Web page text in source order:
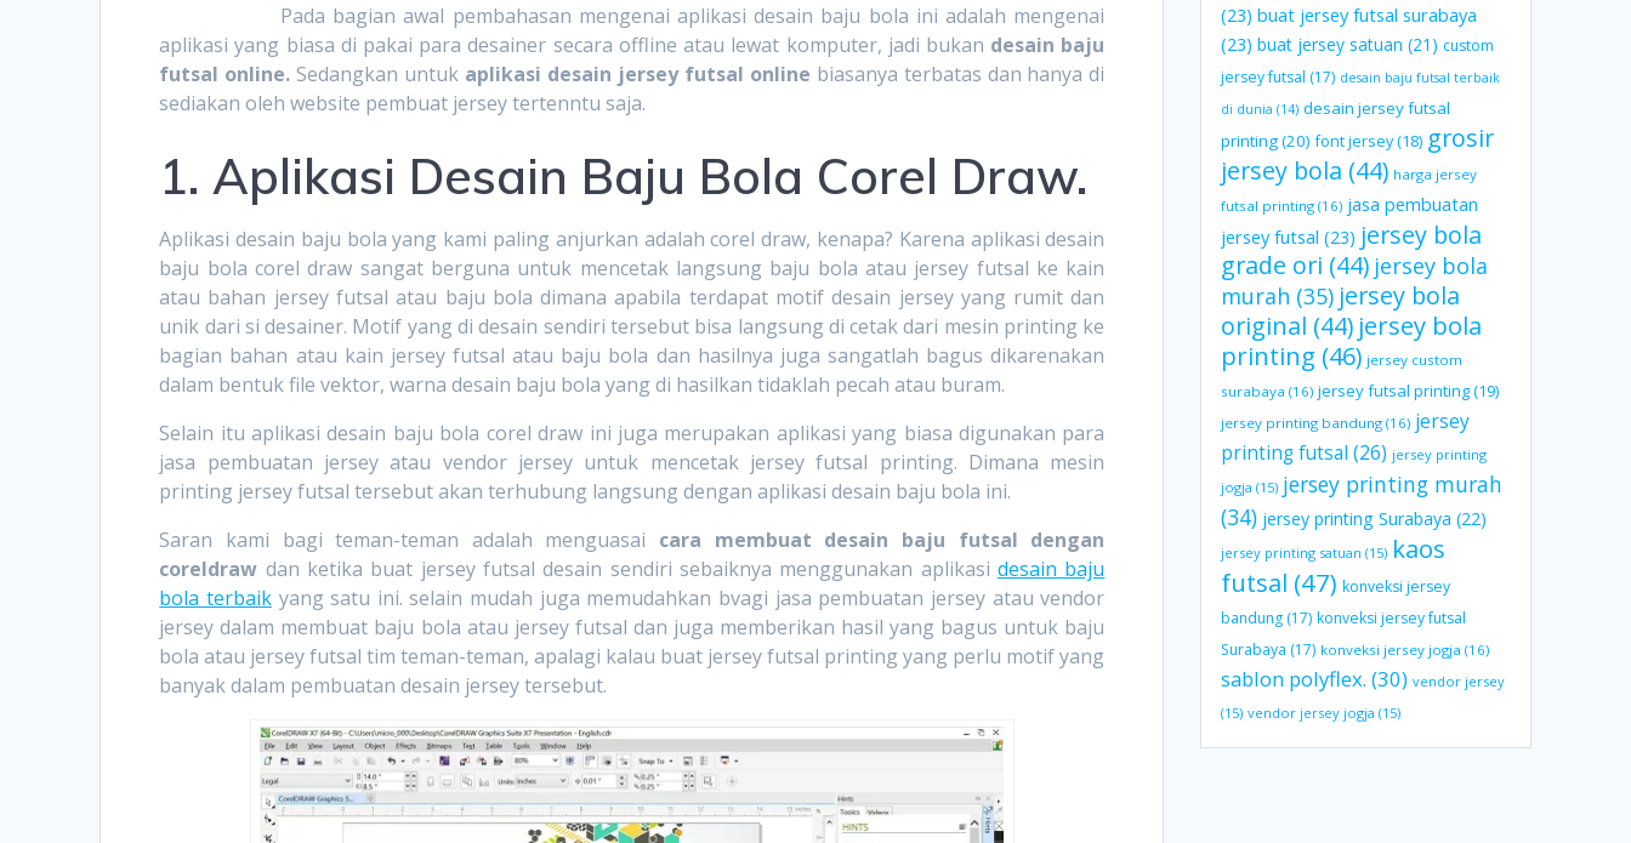
Pada bagian awal pembahasan mengenai aplikasi desain baju bola ini adalah mengenai
aplikasi yang biasa di pakai para desainer secara offline atau lewat komputer, jadi bukan desain baju
futsal online. Sedangkan untuk aplikasi desain jersey futsal online biasanya terbatas dan hanya di
sediakan oleh website pembuat jersey tertenntu saja.
1. Aplikasi Desain Baju Bola Corel Draw.
Aplikasi desain baju bola yang kami paling anjurkan adalah corel draw, kenapa? Karena aplikasi desain
baju bola corel draw sangat berguna untuk mencetak langsung baju bola atau jersey futsal ke kain
atau bahan jersey futsal atau baju bola dimana apabila terdapat motif desain jersey yang rumit dan
unik dari si desainer. Motif yang di desain sendiri tersebut bisa langsung di cetak dari mesin printing ke
bagian bahan atau kain jersey futsal atau baju bola dan hasilnya juga sangatlah bagus dikarenakan
dalam bentuk file vektor, warna desain baju bola yang di hasilkan tidaklah pecah atau buram.
Selain itu aplikasi desain baju bola corel draw ini juga merupakan aplikasi yang biasa digunakan para
jasa pembuatan jersey atau vendor jersey untuk mencetak jersey futsal printing. Dimana mesin
printing jersey futsal tersebut akan terhubung langsung dengan aplikasi desain baju bola ini.
Saran kami bagi teman-teman adalah menguasai cara membuat desain baju futsal dengan
coreldraw dan ketika buat jersey futsal desain sendiri sebaiknya menggunakan aplikasidesain baju
bola terbaikyang satu ini. selain mudah juga memudahkan bvagi jasa pembuatan jersey atau vendor
jersey dalam membuat baju bola atau jersey futsal dan juga memberikan hasil yang bagus untuk baju
bola atau jersey futsal tim teman-teman, apalagi kalau buat jersey futsal printing yang perlu motif yang
banyak dalam pembuatan desain jersey tersebut.
(23) buat jersey futsal surabaya
(23) buat jersey satuan (21) custom
jersey futsal (17) desain baju futsal terbaik
di dunia (14) desain jersey futsal
printing(20) font jersey(18) grosir
jersey bola (44) harga jersey
futsal printing (16) jasa pembuatan
jersey futsal (23) jersey bola
grade ori (44) jersey bola
murah (35) jersey bola
original (44) jersey bola
printing (46) jersey custom
surabaya (16) jersey futsal printing(19)
jersey printing bandung (16) jersey
printing futsal (26) jersey printing
jogja (15) jersey printing murah
(34) jersey printing Surabaya (22)
jersey printing satuan (15) kaos
futsal (47) konveksi jersey
bandung (17) konveksi jersey futsal
Surabaya (17) konveksi jersey jogja (16)
sablon polyflex. (30) vendor jersey
(15) vendor jersey jogja (15)